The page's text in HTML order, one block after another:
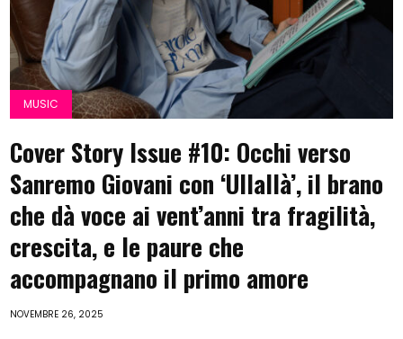
MUSIC
Cover Story Issue #10: Occhi verso
Sanremo Giovani con ‘Ullallà’, il brano
che dà voce ai vent’anni tra fragilità,
crescita, e le paure che
accompagnano il primo amore
NOVEMBRE 26, 2025